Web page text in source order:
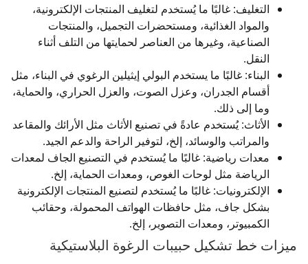
التغليف: غالبًا ما يُستخدم لتغليف المنتجات الإلكترونية،
والمواد الغذائية، ومستحضرات التجميل، والمنتجات
الصناعية، وغيرها من العناصر لحمايتها من التلف أثناء
النقل.
البناء: غالبًا ما يستخدم البولي إيثيلين الرغوي في البناء، مثل
أقسام الجدران، وعزل الصوت، والعزل الحراري، والحماية،
وما إلى ذلك.
الأثاث: يُستخدم عادةً في تصنيع الأثاث مثل الأرائك والمقاعد
والمراتب والوسائد، إلخ، لتوفير الراحة والدعم الجيد.
معدات رياضية: غالبًا ما يُستخدم في التصنيع الجاف لمعدات
الرياضة مثل لوحات الغوص، ومعدات الحماية، إلخ.
الإلكترونيات: غالبًا ما يُستخدم لتصنيع المنتجات الإلكترونية
بشكل جاف، مثل حافظات الهواتف المحمولة، وحقائب
الكمبيوتر، ومعدات التصوير، إلخ.
ميزات خط تشكيل حبيبات الرغوة البلاستيكية